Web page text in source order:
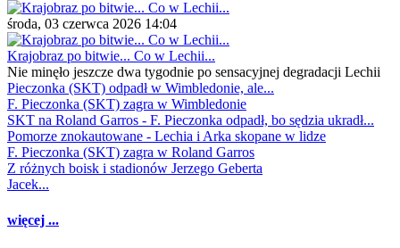
środa, 03 czerwca 2026 14:04
Krajobraz po bitwie... Co w Lechii...
Nie minęło jeszcze dwa tygodnie po sensacyjnej degradacji Lechii
Pieczonka (SKT) odpadł w Wimbledonie, ale...
F. Pieczonka (SKT) zagra w Wimbledonie
SKT na Roland Garros - F. Pieczonka odpadł, bo sędzia ukradł...
Pomorze znokautowane - Lechia i Arka skopane w lidze
F. Pieczonka (SKT) zagra w Roland Garros
Z różnych boisk i stadionów Jerzego Geberta
Jacek...
więcej ...